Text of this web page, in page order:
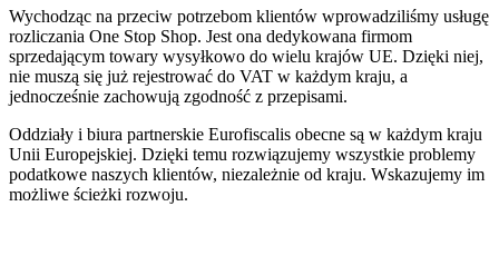
Wychodząc na przeciw potrzebom klientów wprowadziliśmy usługę
rozliczania One Stop Shop. Jest ona dedykowana firmom
sprzedającym towary wysyłkowo do wielu krajów UE. Dzięki niej,
nie muszą się już rejestrować do VAT w każdym kraju, a
jednocześnie zachowują zgodność z przepisami.
Oddziały i biura partnerskie Eurofiscalis obecne są w każdym kraju
Unii Europejskiej. Dzięki temu rozwiązujemy wszystkie problemy
podatkowe naszych klientów, niezależnie od kraju. Wskazujemy im
możliwe ścieżki rozwoju.